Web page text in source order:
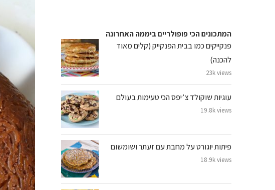
המתכונים הכי פופולריים ביממה האחרונה
פנקייקים כמו בבית הפנקייק (קלים מאוד
להכנה)
23k views
עוגיות שוקולד צ’יפס הכי טעימות בעולם
19.8k views
פיתות יוגורט על מחבת עם זעתר ושומשום
18.9k views